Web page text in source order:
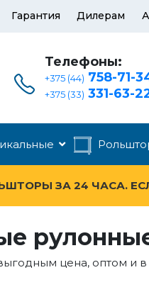
Гарантия Дилерам
Телефоны:
+375 (44) 758-71-
+375 (33) 331-63-
ЗА 24 ЧАСА.
цена, оптом и